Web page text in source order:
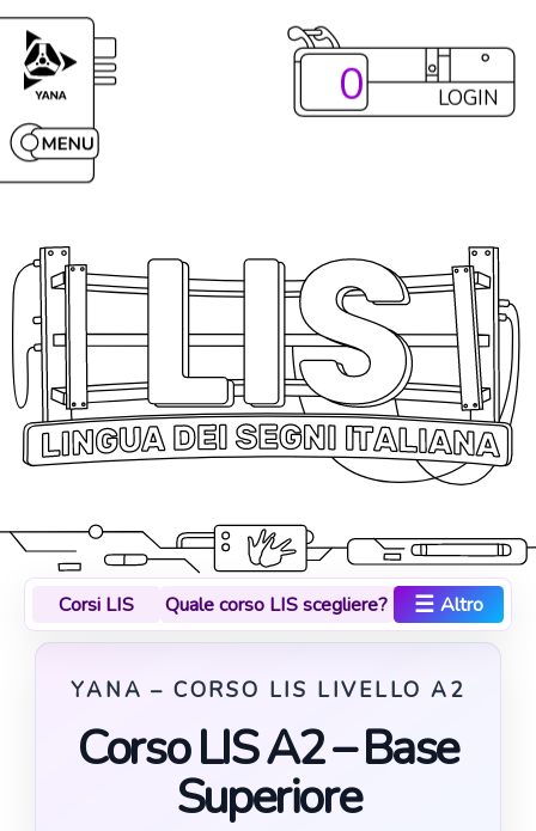
LOGIN
0
Corsi LIS Quale corso LIS scegliere? ☰ Altro
YANA – CORSO LIS LIVELLO A2
Corso LIS A2 – Base
Superiore